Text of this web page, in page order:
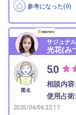
参考になった(0)
サジュナル
光花(み
匿名
5.0
相談内容:
使用占術:
2025/04/06 22:17